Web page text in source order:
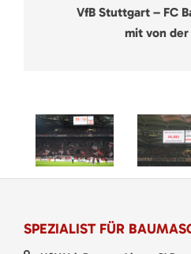
VfB Stuttgart – FC
mit von der
SPEZIALIST FÜR